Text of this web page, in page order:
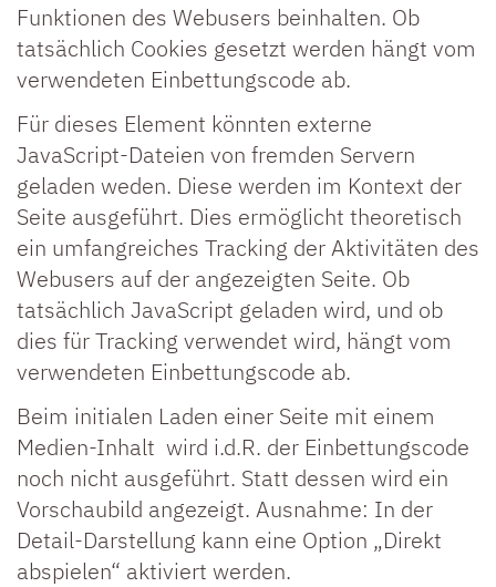
Funktionen des Webusers beinhalten. Ob
tatsächlich Cookies gesetzt werden hängt vom
verwendeten Einbettungscode ab.
Für dieses Element könnten externe
JavaScript-Dateien von fremden Servern
geladen weden. Diese werden im Kontext der
Seite ausgeführt. Dies ermöglicht theoretisch
ein umfangreiches Tracking der Aktivitäten des
Webusers auf der angezeigten Seite. Ob
tatsächlich JavaScript geladen wird, und ob
dies für Tracking verwendet wird, hängt vom
verwendeten Einbettungscode ab.
Beim initialen Laden einer Seite mit einem
Medien-Inhalt wird i.d.R. der Einbettungscode
noch nicht ausgeführt. Statt dessen wird ein
Vorschaubild angezeigt. Ausnahme: In der
Detail-Darstellung kann eine Option „Direkt
abspielen“ aktiviert werden.